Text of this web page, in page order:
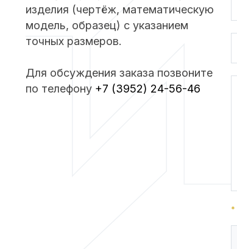
изделия (чертёж, математическую
модель, образец) с указанием
точных размеров.
Для обсуждения заказа позвоните
по телефону +7 (3952) 24-56-46
*